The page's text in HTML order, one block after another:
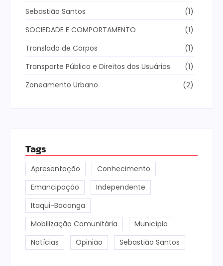
Sebastião Santos
(1)
SOCIEDADE E COMPORTAMENTO
(1)
Translado de Corpos
(1)
Transporte Público e Direitos dos Usuários
(1)
Zoneamento Urbano
(2)
Tags
Apresentação
Conhecimento
Emancipação
Independente
Itaqui-Bacanga
Mobilização Comunitária
Município
Notícias
Opinião Sebastião Santos